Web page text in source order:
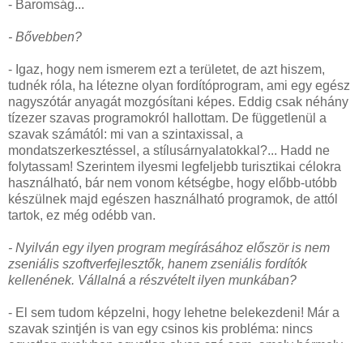
- Baromság...
- Bővebben?
- Igaz, hogy nem ismerem ezt a területet, de azt hiszem,
tudnék róla, ha létezne olyan fordítóprogram, ami egy egész
nagyszótár anyagát mozgósítani képes. Eddig csak néhány
tízezer szavas programokról hallottam. De függetlenül a
szavak számától: mi van a szintaxissal, a
mondatszerkesztéssel, a stílusárnyalatokkal?... Hadd ne
folytassam! Szerintem ilyesmi legfeljebb turisztikai célokra
használható, bár nem vonom kétségbe, hogy előbb-utóbb
készülnek majd egészen használható programok, de attól
tartok, ez még odébb van.
- Nyilván egy ilyen program megírásához először is nem
zseniális szoftverfejlesztők, hanem zseniális fordítók
kellenének. Vállalná a részvételt ilyen munkában?
- El sem tudom képzelni, hogy lehetne belekezdeni! Már a
szavak szintjén is van egy csinos kis probléma: nincs